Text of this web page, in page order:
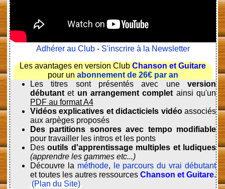
Adhérer au Club - S'inscrire à la Newsletter
Les avantages en version ClubChanson et Guitare
pour un abonnement de 26€ par an
Les titres sont présentés avec uneversion
débutantet un arrangement complet ainsi qu'un
PDF au format A4
Vidéos explicatives et didacticiels vidéoassociés
aux arpèges proposés
Des partitions sonores avec tempo modifiable
pour travailler les intros et les ponts
Desoutils d'apprentissage multiples et ludiques
(apprendre les gammes etc...)
Découvre la méthode,
le parcours du vrai débutant
et toutes les autres ressourcesChanson et Guitare.
(Plan du Site)